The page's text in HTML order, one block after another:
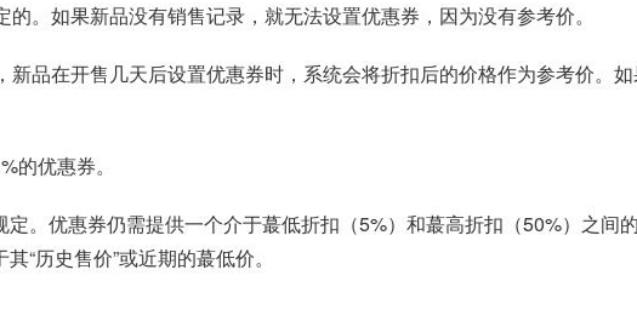
。如果新品没有销售记录，就无法设置优惠券，因为没有参考价。
品在开售几天后设置优惠券时，系统会将折扣后的价格作为参考价。
的优惠券。
。优惠券仍需提供一个介于蕞低折扣（5%）和蕞高折扣（50%）之间
“历史售价”或近期的蕞低价。